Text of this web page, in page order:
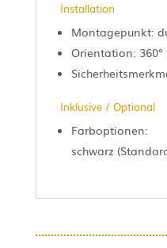
Installation
Montagepunkt:
Orientation:
Inklusive / Optional
Farboptionen:
schwarz